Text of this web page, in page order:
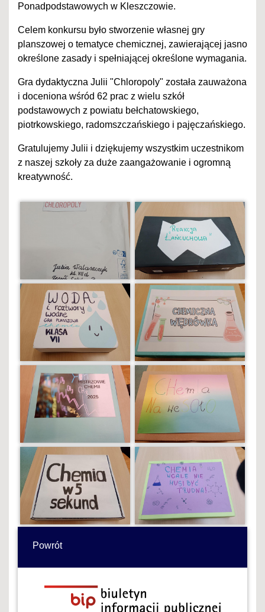
Ponadpodstawowych w Kleszczowie.
Celem konkursu było stworzenie własnej gry
planszowej o tematyce chemicznej, zawierającej jasno
określone zasady i spełniającej określone wymagania.
Gra dydaktyczna Julii "Chloropoly" została zauważona
i doceniona wśród 62 prac z wielu szkół
podstawowych z powiatu bełchatowskiego,
piotrkowskiego, radomszczańskiego i pajęczańskiego.
Gratulujemy Julii i dziękujemy wszystkim uczestnikom
z naszej szkoły za duże zaangażowanie i ogromną
kreatywność.
Powrót